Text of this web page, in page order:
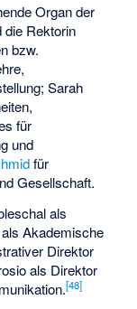
Organ der
die Rektorin
bzw.
Sarah
für
und
für
Gesellschaft.
als
Akademische
Direktor
als Direktor
[48]